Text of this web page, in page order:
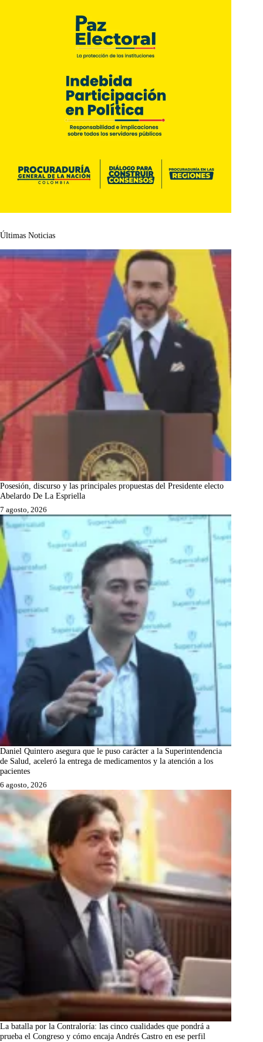
Últimas Noticias
Posesión, discurso y las principales propuestas del Presidente electo
Abelardo De La Espriella
7 agosto, 2026
Daniel Quintero asegura que le puso carácter a la Superintendencia
de Salud, aceleró la entrega de medicamentos y la atención a los
pacientes
6 agosto, 2026
La batalla por la Contraloría: las cinco cualidades que pondrá a
prueba el Congreso y cómo encaja Andrés Castro en ese perfil